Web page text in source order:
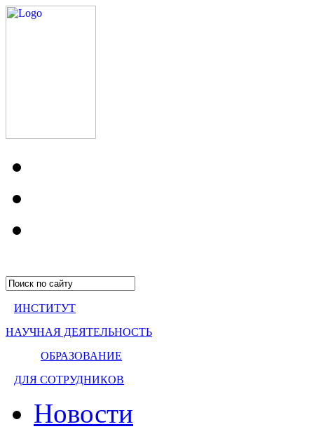
ИНСТИТУТ
НАУЧНАЯ ДЕЯТЕЛЬНОСТЬ
ОБРАЗОВАНИЕ
ДЛЯ СОТРУДНИКОВ
Новости